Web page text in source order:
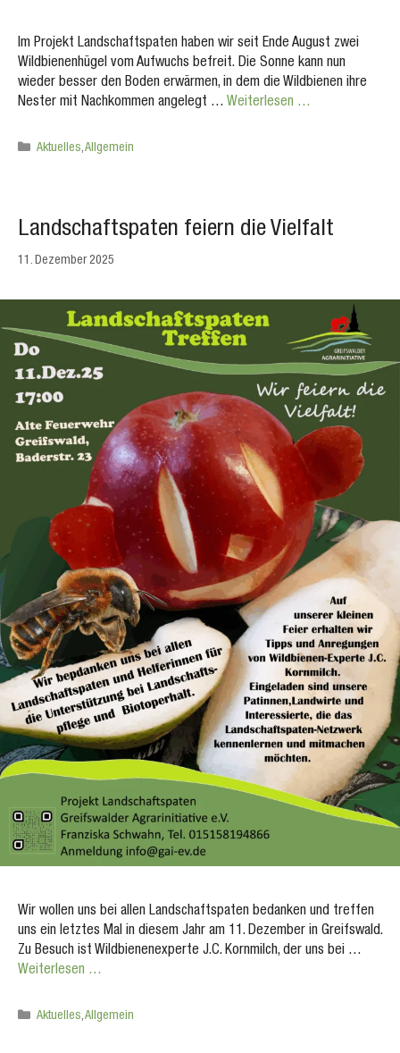
Im Projekt Landschaftspaten haben wir seit Ende August zwei
Wildbienenhügel vom Aufwuchs befreit. Die Sonne kann nun
wieder besser den Boden erwärmen, in dem die Wildbienen ihre
Nester mit Nachkommen angelegt … Weiterlesen …
Kategorien
Aktuelles,Allgemein
Landschaftspaten feiern die Vielfalt
11. Dezember 2025
Wir wollen uns bei allen Landschaftspaten bedanken und treffen
uns ein letztes Mal in diesem Jahr am 11. Dezember in Greifswald.
Zu Besuch ist Wildbienenexperte J.C. Kornmilch, der uns bei …
Weiterlesen …
Kategorien
Aktuelles,Allgemein